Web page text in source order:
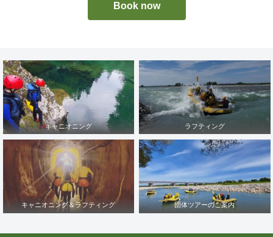
Book now
キャニオニング ラフティング
キャニオニング＆ラフティング 団体ツアーのご案内